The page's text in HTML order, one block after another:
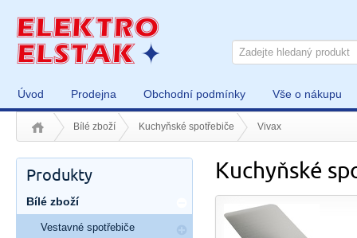
Úvod Prodejna Obchodní podmínky Vše o nákupu
Bílé zboží Kuchyňské spotřebiče Vivax
Kuchyňské
Produkty
Bílé zboží
Vestavné spotřebiče